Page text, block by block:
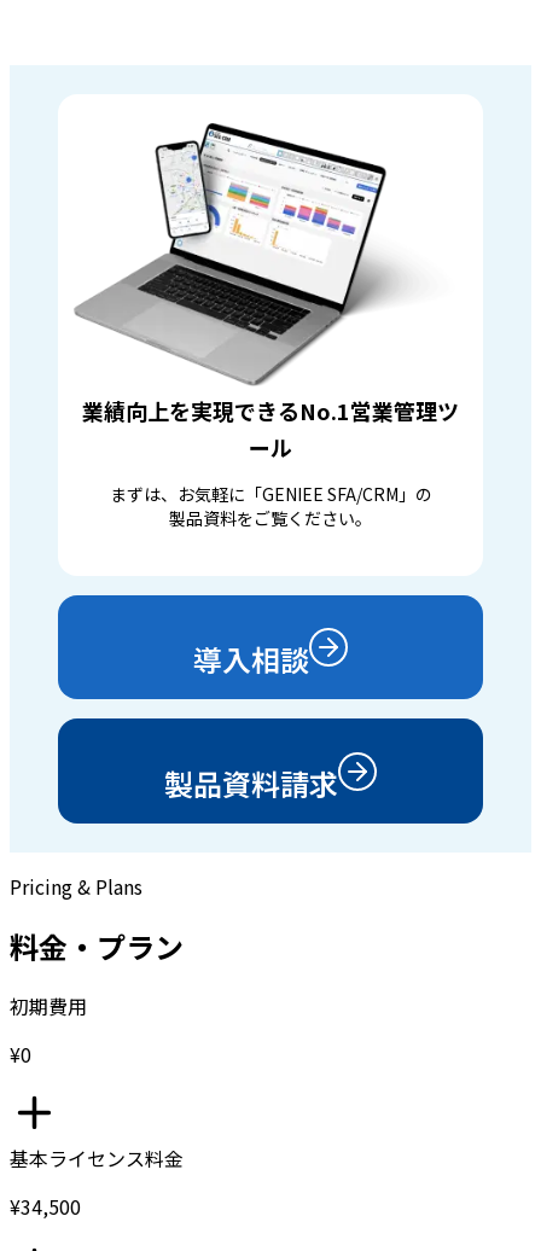
業績向上を実現できるNo.1営業管理ツ
ール
まずは、お気軽に「GENIEE SFA/CRM」の
製品資料をご覧ください。
導入相談
製品資料請求
Pricing & Plans
料金・プラン
初期費用
¥0
基本ライセンス料金
¥34,500